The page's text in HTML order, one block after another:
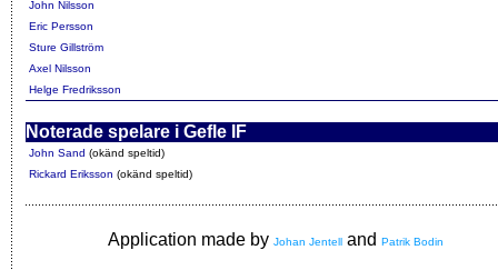
John Nilsson
Eric Persson
Sture Gillström
Axel Nilsson
Helge Fredriksson
Noterade spelare i Gefle IF
John Sand (okänd speltid)
Rickard Eriksson (okänd speltid)
Application made by Johan Jentell and Patrik Bodin